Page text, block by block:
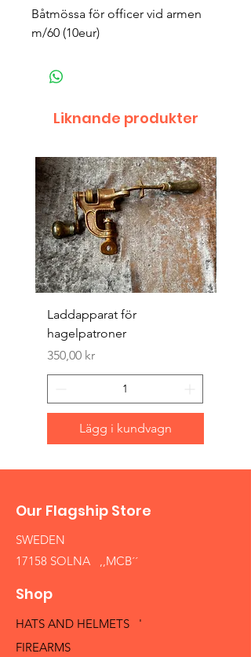
Båtmössa för officer vid armen
m/60 (10eur)
Liknande produkter
Laddapparat för
hagelpatroner
Pris
350,00 kr
Lägg i kundvagn
Our Flagship Store
SWEDEN
17158 SOLNA ,,MCB´´
Shop
HATS AND HELMETS '
FIREARMS